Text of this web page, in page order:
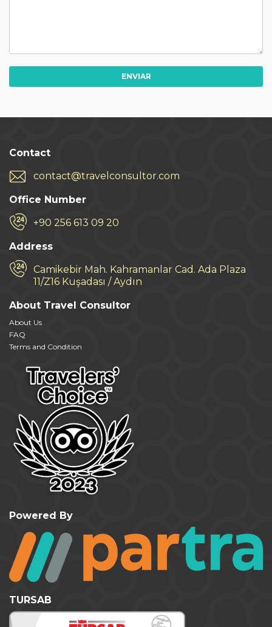
Contact
contact@travelconsultor.com
Office Number
+90 256 613 09 20
Address
Camikebir Mah. Kahramanlar Cad. Ada Plaza
11/Z16 Kuşadası / Aydın
About Travel Consultor
About Us
FAQ
Terms and Condition
Powered By
TURSAB